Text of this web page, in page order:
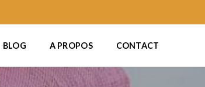
BLOG A PROPOS CONTACT